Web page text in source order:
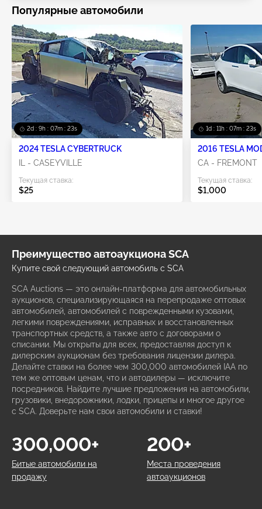
Популярные автомобили
2d : 9h : 07m : 23s
2024 TESLA CYBERTRUCK
IL - CASEYVILLE
Текущая ставка:
$25
1d : 11h : 07m : 23s
2016 TESLA
CA - FREMONT
Текущая ставка:
$1,000
Преимущество автоаукциона SCA
Купите свой следующий автомобиль с SCA
SCA Auctions — это онлайн-платформа для автомобильных
аукционов, специализирующаяся на перепродаже оптовых
автомобилей, автомобилей с поврежденными кузовами,
легкими повреждениями, исправных и восстановленных
транспортных средств, а также авто с договорами о
списании. Мы открыты для всех, предоставляя доступ к
дилерским аукционам без требования лицензии дилера.
Делайте ставки на более чем 300,000 автомобилей IAA по
тем же оптовым ценам, что и автодилеры — исключите
посредников. Найдите лучшие предложения на автомобили,
грузовики, внедорожники, лодки, прицепы и многое другое
с SCA. Доверьте нам свои автомобили и ставки!
Битые автомобили на
продажу
300,000+
Места проведения
автоаукционов
200+